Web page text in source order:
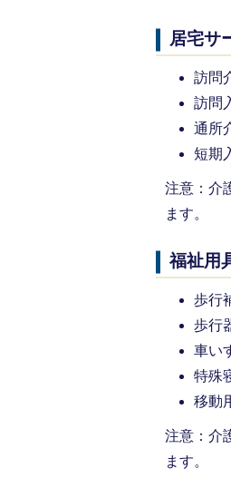
居宅サ
訪問
訪問
通所
短期
注意：介
ます。
福祉用
歩行
歩行
車い
特殊
移動
注意：介
ます。